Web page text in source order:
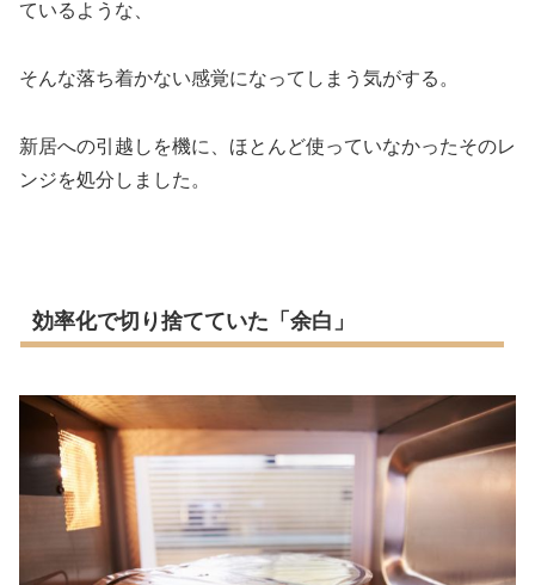
ているような、
そんな落ち着かない感覚になってしまう気がする。
新居への引越しを機に、ほとんど使っていなかったそのレ
ンジを処分しました。
効率化で切り捨てていた「余白」